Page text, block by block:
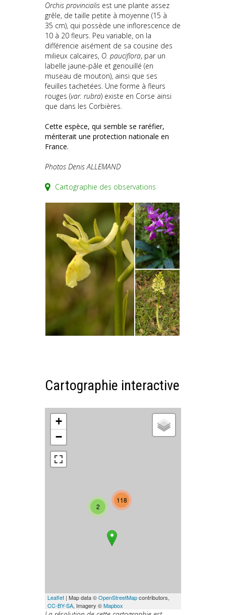
Orchis provincialis est une plante assez
grêle, de taille petite à moyenne (15 à
35 cm), qui possède une inflorescence de
10 à 20 fleurs. Peu variable, on la
différencie aisément de sa cousine des
milieux calcaires, O. pauciflora, par un
labelle jaune-pâle et genouillé (en
museau de mouton), ainsi que ses
feuilles tachetées. Une forme à fleurs
rouges (var. rubra) existe en Corse ainsi
que dans les Corbières.
Cette espèce, qui semble se raréfier,
mériterait une protection nationale en
France.
Photos Denis ALLEMAND
Cartographie des observations
Cartographie interactive
2
118
+
−
Leaflet | Map data ©OpenStreetMapcontributors,
CC-BY-SA, Imagery ©Mapbox